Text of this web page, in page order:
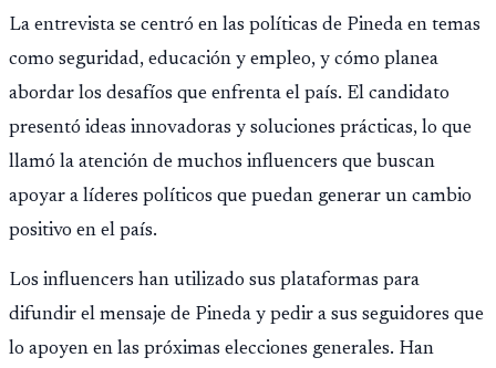
Montepío y 50 años de edad, o 20 años de servicio sin
importar edad.
La entrevista se centró en las políticas de Pineda en temas
como seguridad, educación y empleo, y cómo planea
abordar los desafíos que enfrenta el país. El candidato
presentó ideas innovadoras y soluciones prácticas, lo que
llamó la atención de muchos influencers que buscan
apoyar a líderes políticos que puedan generar un cambio
positivo en el país.
Los influencers han utilizado sus plataformas para
difundir el mensaje de Pineda y pedir a sus seguidores que
lo apoyen en las próximas elecciones generales. Han